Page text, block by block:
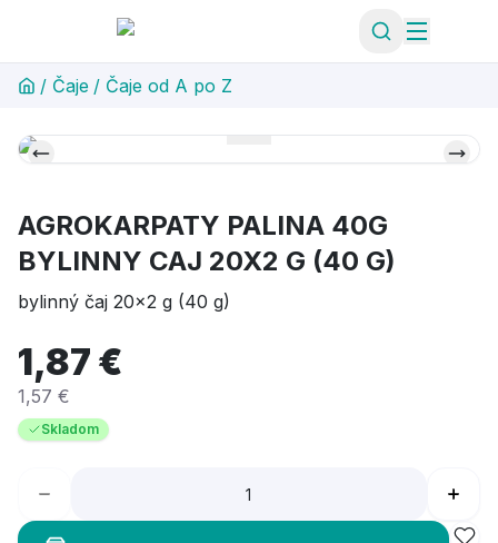
/ Čaje / Čaje od A po Z
AGROKARPATY PALINA 40G
BYLINNY CAJ 20X2 G (40 G)
bylinný čaj 20x2 g (40 g)
1,87 €
1,57 €
Skladom